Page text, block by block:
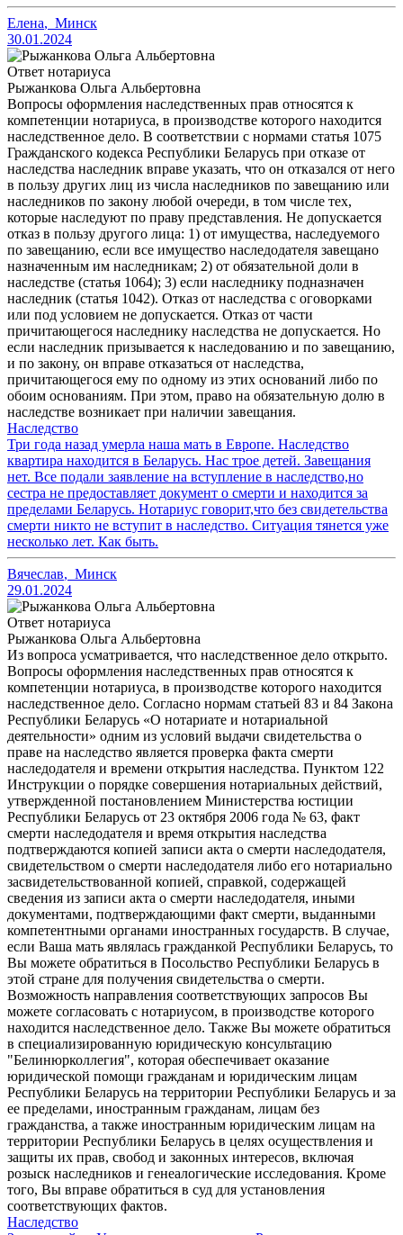
Елена, Минск
30.01.2024
Ответ нотариуса
Рыжанкова Ольга Альбертовна
Вопросы оформления наследственных прав относятся к
компетенции нотариуса, в производстве которого находится
наследственное дело. В соответствии с нормами статья 1075
Гражданского кодекса Республики Беларусь при отказе от
наследства наследник вправе указать, что он отказался от него
в пользу других лиц из числа наследников по завещанию или
наследников по закону любой очереди, в том числе тех,
которые наследуют по праву представления. Не допускается
отказ в пользу другого лица: 1) от имущества, наследуемого
по завещанию, если все имущество наследодателя завещано
назначенным им наследникам; 2) от обязательной доли в
наследстве (статья 1064); 3) если наследнику подназначен
наследник (статья 1042). Отказ от наследства с оговорками
или под условием не допускается. Отказ от части
причитающегося наследнику наследства не допускается. Но
если наследник призывается к наследованию и по завещанию,
и по закону, он вправе отказаться от наследства,
причитающегося ему по одному из этих оснований либо по
обоим основаниям. При этом, право на обязательную долю в
наследстве возникает при наличии завещания.
Наследство
Три года назад умерла наша мать в Европе. Наследство
квартира находится в Беларусь. Нас трое детей. Завещания
нет. Все подали заявление на вступление в наследство,но
сестра не предоставляет документ о смерти и находится за
пределами Беларусь. Нотариус говорит,что без свидетельства
смерти никто не вступит в наследство. Ситуация тянется уже
несколько лет. Как быть.
Вячеслав, Минск
29.01.2024
Ответ нотариуса
Рыжанкова Ольга Альбертовна
Из вопроса усматривается, что наследственное дело открыто.
Вопросы оформления наследственных прав относятся к
компетенции нотариуса, в производстве которого находится
наследственное дело. Согласно нормам статьей 83 и 84 Закона
Республики Беларусь «О нотариате и нотариальной
деятельности» одним из условий выдачи свидетельства о
праве на наследство является проверка факта смерти
наследодателя и времени открытия наследства. Пунктом 122
Инструкции о порядке совершения нотариальных действий,
утвержденной постановлением Министерства юстиции
Республики Беларусь от 23 октября 2006 года № 63, факт
смерти наследодателя и время открытия наследства
подтверждаются копией записи акта о смерти наследодателя,
свидетельством о смерти наследодателя либо его нотариально
засвидетельствованной копией, справкой, содержащей
сведения из записи акта о смерти наследодателя, иными
документами, подтверждающими факт смерти, выданными
компетентными органами иностранных государств. В случае,
если Ваша мать являлась гражданкой Республики Беларусь, то
Вы можете обратиться в Посольство Республики Беларусь в
этой стране для получения свидетельства о смерти.
Возможность направления соответствующих запросов Вы
можете согласовать с нотариусом, в производстве которого
находится наследственное дело. Также Вы можете обратиться
в специализированную юридическую консультацию
"Белинюрколлегия", которая обеспечивает оказание
юридической помощи гражданам и юридическим лицам
Республики Беларусь на территории Республики Беларусь и за
ее пределами, иностранным гражданам, лицам без
гражданства, а также иностранным юридическим лицам на
территории Республики Беларусь в целях осуществления и
защиты их прав, свобод и законных интересов, включая
розыск наследников и генеалогические исследования. Кроме
того, Вы вправе обратиться в суд для установления
соответствующих фактов.
Наследство